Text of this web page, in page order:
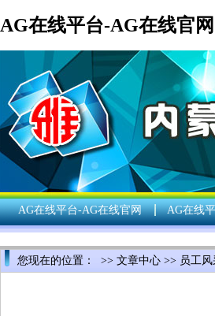
AG在线平台-AG在线官网
AG在线平台-AG在线官网 AG在线
您现在的位置： >> 文章中心 >> 员工风